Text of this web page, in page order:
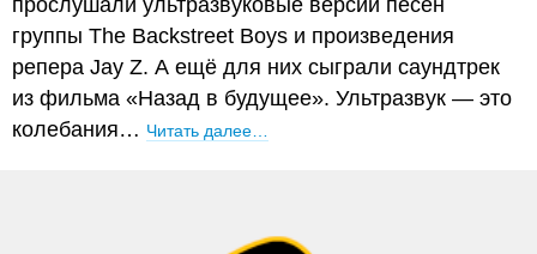
группы The Backstreet Boys и произведения
репера Jay Z. А ещё для них сыграли саундтрек
из фильма «Назад в будущее». Ультразвук — это
колебания… Читать далее…